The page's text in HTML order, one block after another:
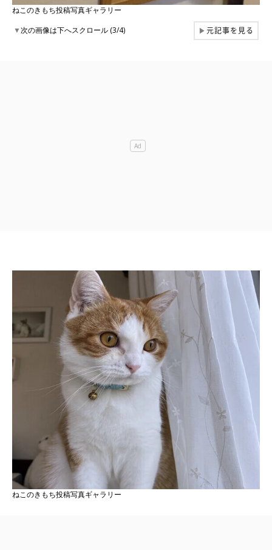
ねこのきもち投稿写真ギャラリー
▼次の画像は下へスクロール (3/4) ▶元記事を見る
ねこのきもち投稿写真ギャラリー